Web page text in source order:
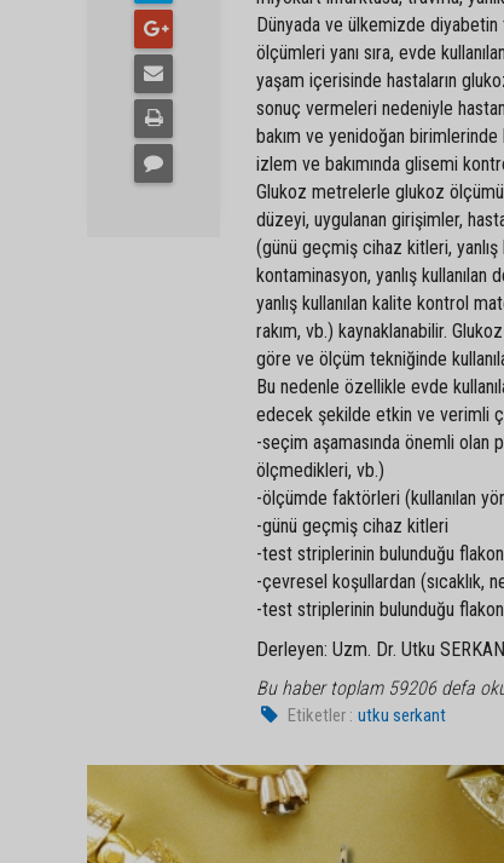
Dünyada ve ülkemizde
ölçümleri yanı sıra, evde
yaşam içerisinde hastaların
sonuç vermeleri nedeniyle
bakım ve yenidoğan birimlerinde
izlem ve bakımında glisemi
Glukoz metrelerle glukoz
düzeyi, uygulanan girişimler,
(günü geçmiş cihaz kitleri, yanlış
kontaminasyon, yanlış kullanılan
yanlış kullanılan kalite kontrol
rakım, vb.) kaynaklanabilir.
göre ve ölçüm tekniğinde
Bu nedenle özellikle evde
edecek şekilde etkin ve verimli
-seçim aşamasında önemli olan
ölçmedikleri, vb.)
-ölçümde faktörleri (kullanılan
-günü geçmiş cihaz kitleri
-test striplerinin bulunduğu
-çevresel koşullardan (sıcaklık,
-test striplerinin bulunduğu
Derleyen: Uzm. Dr. Utku
Bu haber toplam 59206 defa
Etiketler : utku serkant